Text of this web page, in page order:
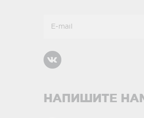
НАПИШИТЕ